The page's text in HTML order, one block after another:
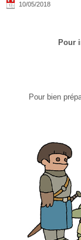
10/05/2018
Pour
Pour bien